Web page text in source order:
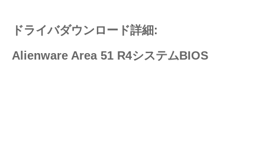
ドライバダウンロード詳細:
Alienware Area 51 R4システムBIOS